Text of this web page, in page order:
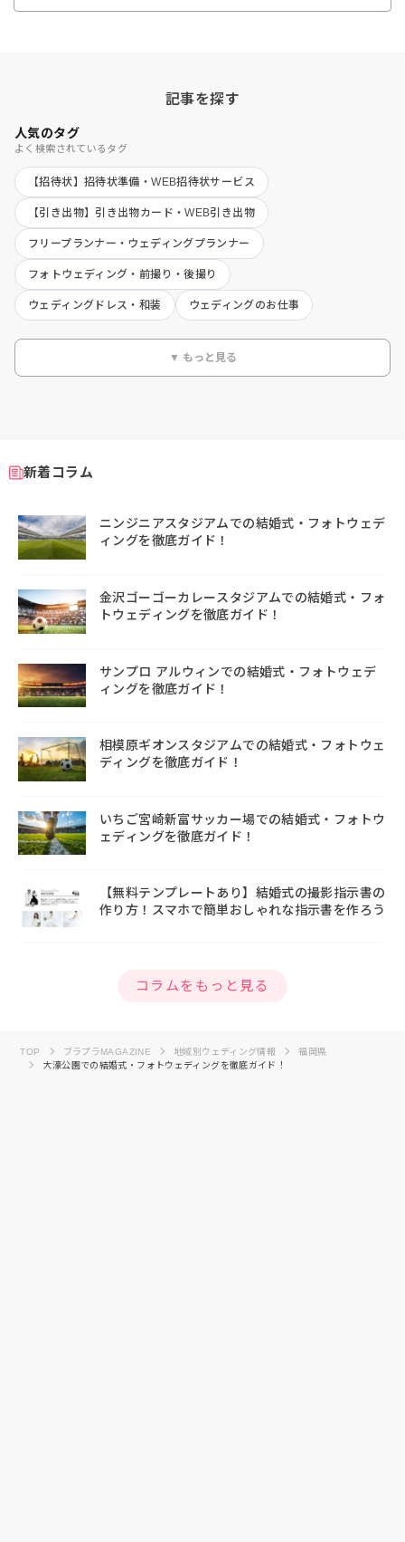
記事を探す
人気のタグ
よく検索されているタグ
【招待状】招待状準備・WEB招待状サービス
【引き出物】引き出物カード・WEB引き出物
フリープランナー・ウェディングプランナー
フォトウェディング・前撮り・後撮り
ウェディングドレス・和装 ウェディングのお仕事
▼ もっと見る
新着コラム
ニンジニアスタジアムでの結婚式・フォトウェデ
ィングを徹底ガイド！
金沢ゴーゴーカレースタジアムでの結婚式・フォ
トウェディングを徹底ガイド！
サンプロ アルウィンでの結婚式・フォトウェデ
ィングを徹底ガイド！
相模原ギオンスタジアムでの結婚式・フォトウェ
ディングを徹底ガイド！
いちご宮崎新富サッカー場での結婚式・フォトウ
ェディングを徹底ガイド！
【無料テンプレートあり】結婚式の撮影指示書の
作り方！スマホで簡単おしゃれな指示書を作ろう
コラムをもっと見る
TOP ブラプラMAGAZINE 地域別ウェディング情報
福岡県
大濠公園での結婚式・フォトウェディングを徹底ガイド！